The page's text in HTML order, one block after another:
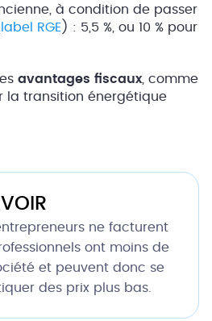
à condition de passer
label RGE ) : 5,5 %, ou 10 % pour
avantages fiscaux , comme
la transition énergétique
ne facturent
ont moins de
et peuvent donc se
des prix plus bas.